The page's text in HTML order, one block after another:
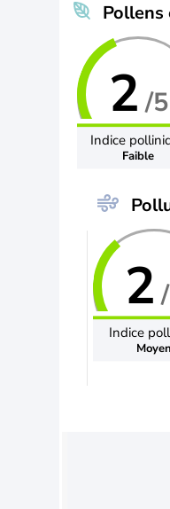
Pollens
2 /5
Indice
Faible
2
Indice
Moyen